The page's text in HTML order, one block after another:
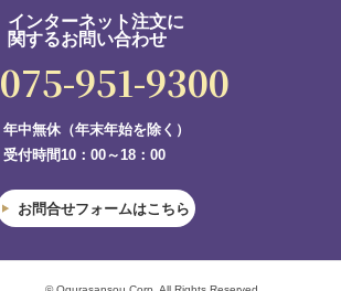
インターネット注文に
関するお問い合わせ
075-951-9300
年中無休（年末年始を除く）
受付時間10：00～18：00
お問合せフォームはこちら